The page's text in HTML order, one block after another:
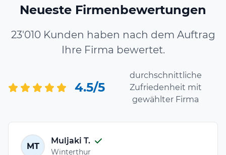
Neueste Firmenbewertungen
23'010 Kunden haben nach dem Auftrag
Ihre Firma bewertet.
4.5/5
durchschnittliche
Zufriedenheit mit
gewählter Firma
MT
Muljaki T.
Winterthur